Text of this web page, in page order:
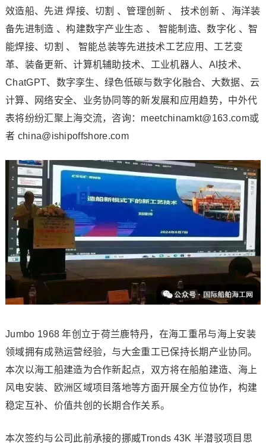
效造船、先进 焊接、切割 、管理创新 、 技术创新 、海洋装
备先进制造 、构建数字产业生态 、 智能制造、数字化 、智
能焊接、切割 、 智能总装等先进技术工艺应用、工艺变
革、装备更新、计算机辅助技术、工业机器人、AI技术、
ChatGPT、数字孪生、绿色低碳与数字化融合、大数据、云
计算、网络安全、业务协同等的新发展和应用趋势，中外代
表将纷纷汇聚上海交流，咨询：meetchinamkt@163.com或
者 china@ishipoffshore.com
Jumbo 1968 年创立于荷兰鹿特丹，在海工重吊与海上安装
领域拥有成熟运营经验，与大金重工已保持长期产业协同。
本次以海工船建造为合作新起点，双方将在船舶建造、海上
风电安装、欧洲区域项目落地等方面开展全方位协作，构建
稳定互补、价值共创的长期合作关系。
本次签约与公司此前承接的挪威Tronds 43K 半潜驳项目思